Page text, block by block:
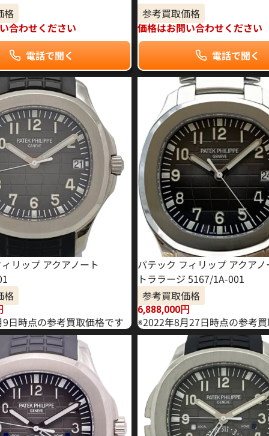
格
合わせください
電話で聞く
参考買取価格
価格はお問い合わせください
電話で聞く
リップ アクアノート
格
日時点の参考買取価格です
パテック フィリップ アクア
トララージ 5167/1A-001
参考買取価格
6,888,000円
※2022年8月27日時点の参考